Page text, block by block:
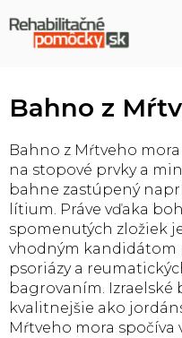
na
obsah
Bahno z
Bahno z Mŕtveho
na stopové prvky a
bahne zastúpený
lítium. Práve vďaka
spomenutých zložiek
vhodným kandidátom
psoriázy a
bagrovaním. Izraelské
kvalitnejšie ako
Mŕtveho mora spočíva